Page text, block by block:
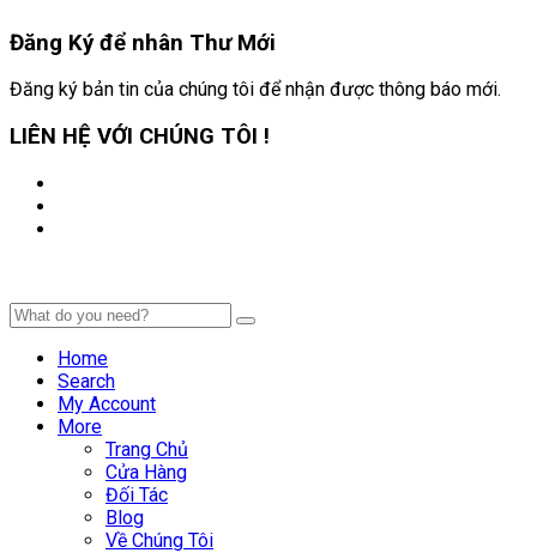
Đăng Ký để nhân Thư Mới
Đăng ký bản tin của chúng tôi để nhận được thông báo mới.
LIÊN HỆ VỚI CHÚNG TÔI !
Home
Search
My Account
More
Trang Chủ
Cửa Hàng
Đối Tác
Blog
Về Chúng Tôi